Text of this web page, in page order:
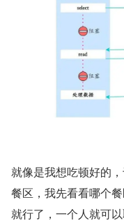
就像是我想吃顿好的
餐区，我先看看哪个
就行了，一个人就可